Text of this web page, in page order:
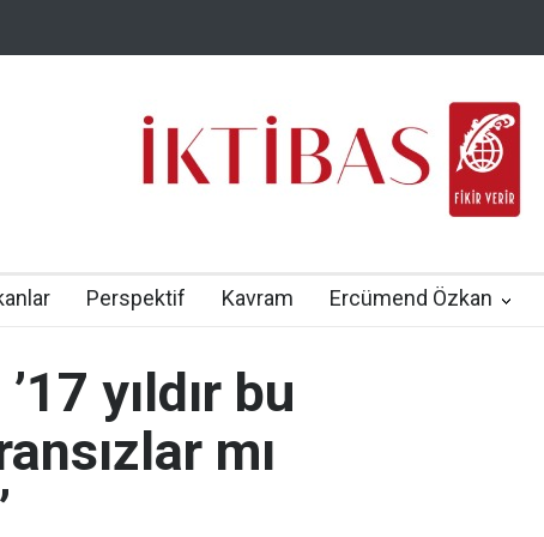
Perspektif Kavram Ercümend Özkan
yıldır bu
mı